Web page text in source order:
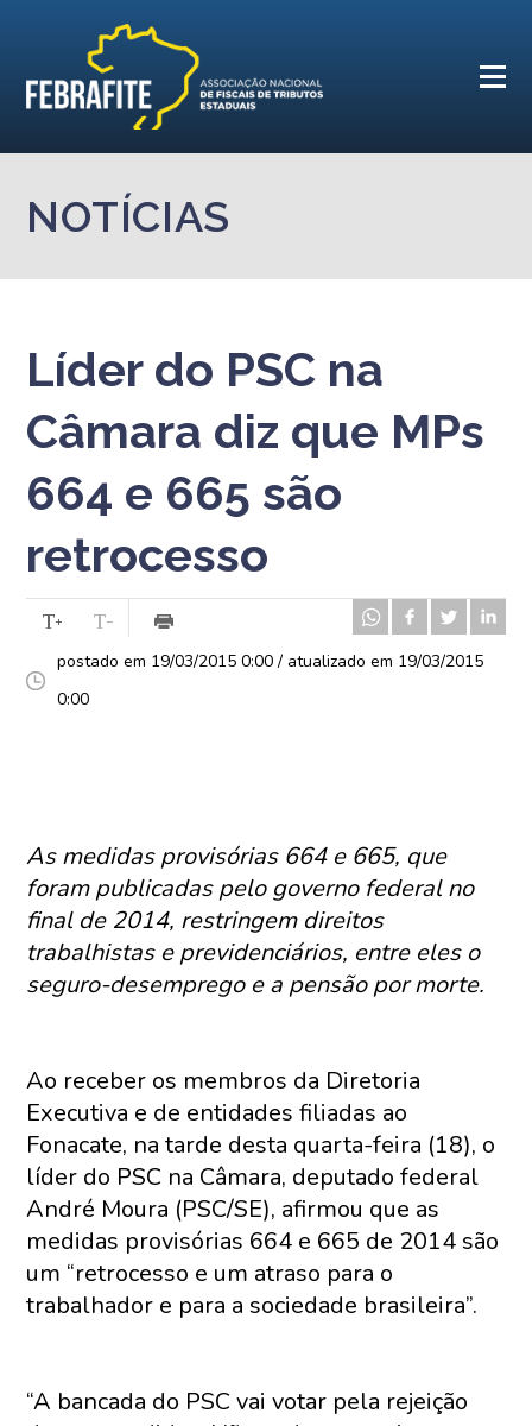
NOTÍCIAS
Líder do PSC na
Câmara diz que MPs
664 e 665 são
retrocesso
postado em 19/03/2015 0:00 / atualizado em 19/03/2015
0:00
As medidas provisórias 664 e 665, que
foram publicadas pelo governo federal no
final de 2014, restringem direitos
trabalhistas e previdenciários, entre eles o
seguro-desemprego e a pensão por morte.
Ao receber os membros da Diretoria
Executiva e de entidades filiadas ao
Fonacate, na tarde desta quarta-feira (18), o
líder do PSC na Câmara, deputado federal
André Moura (PSC/SE), afirmou que as
medidas provisórias 664 e 665 de 2014 são
um “retrocesso e um atraso para o
trabalhador e para a sociedade brasileira”.
“A bancada do PSC vai votar pela rejeição